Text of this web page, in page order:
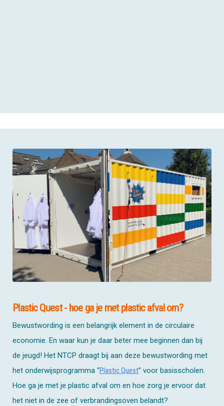
Plastic Quest - hoe ga je met plastic afval om?
Bewustwording is een belangrijk element in de circulaire
economie. En waar kun je daar beter mee beginnen dan bij
de jeugd! Het NTCP draagt bij aan deze bewustwording met
het onderwijsprogramma “Plastic Quest” voor basisscholen.
Hoe ga je met je plastic afval om en hoe zorg je ervoor dat
het niet in de zee of verbrandingsoven belandt?